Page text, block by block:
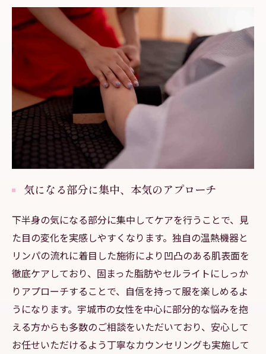
気になる部分に集中、本気のアプローチ
下半身の気になる部分に集中してケアを行うことで、見
た目の変化を実感しやすくなります。独自の温熱機器と
リンパの流れに着目した施術により凹凸のある肌表面を
徹底ケアしており、固まった脂肪やセルライトにしっか
りアプローチすることで、自信を持って服を楽しめるよ
うになります。宇城市の女性を中心に部分的な悩みを抱
える方からも多数のご相談をいただいており、安心して
お任せいただけるよう丁寧なカウンセリングも実施して